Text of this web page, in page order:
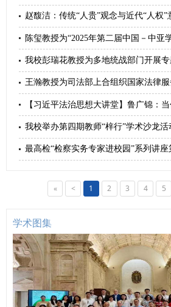
赵馥洁：传统“人贵”观念与近代“人权”
我校彭瑞花教授为多地统战部门开展
我校举办第四期教师“梓行”学术沙龙活
« < 1 2 3 4 5
学术图集